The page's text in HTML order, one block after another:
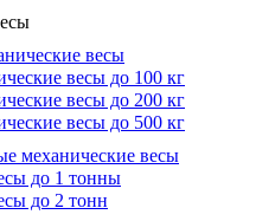
весы
весы до 100 кг
весы до 200 кг
весы до 500 кг
механические весы
до 1 тонны
до 2 тонн